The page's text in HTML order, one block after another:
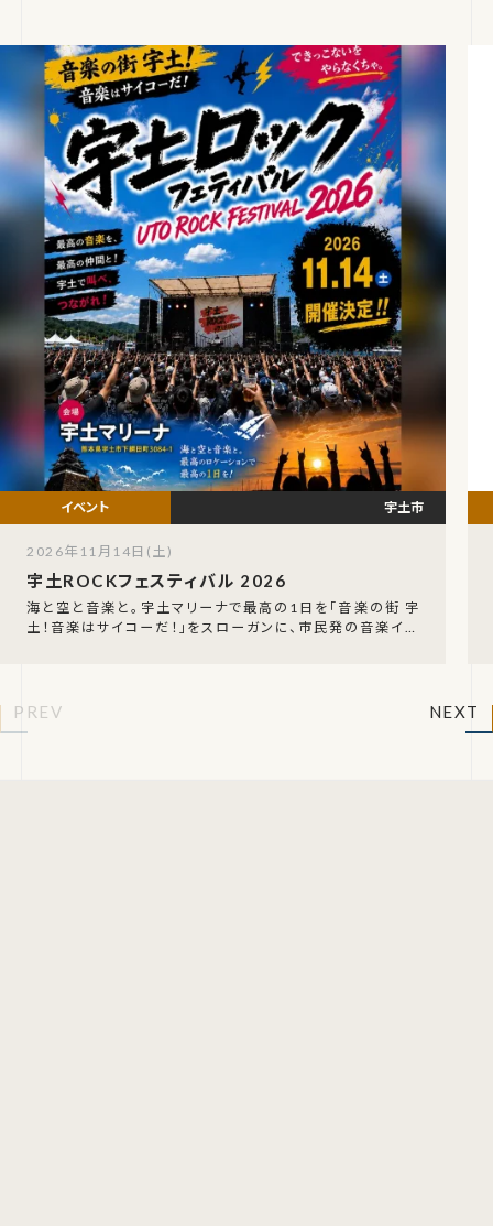
宇土ROCKフェスティバル 2026
海と空と音楽と。宇土マリーナで最高の1日を「音楽の街 宇
土！音楽はサイコーだ！」をスローガンに、市民発の音楽イベ
宇土市
2026年11月14日(土)
PREV NEXT